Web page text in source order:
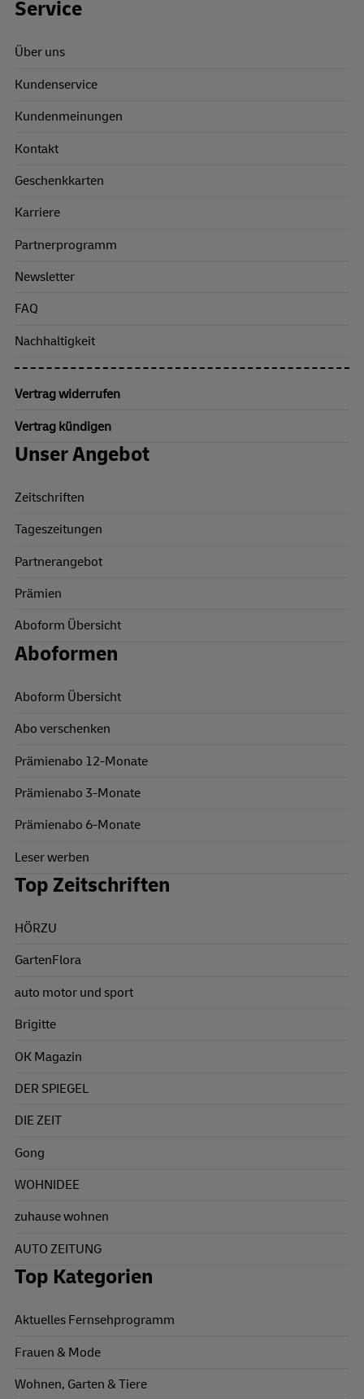
Footer Links
Service
Über uns
Kundenservice
Kundenmeinungen
Kontakt
Geschenkkarten
Karriere
Partnerprogramm
Newsletter
FAQ
Nachhaltigkeit
Vertrag widerrufen
Vertrag kündigen
Unser Angebot
Zeitschriften
Tageszeitungen
Partnerangebot
Prämien
Aboform Übersicht
Aboformen
Aboform Übersicht
Abo verschenken
Prämienabo 12-Monate
Prämienabo 3-Monate
Prämienabo 6-Monate
Leser werben
Top Zeitschriften
HÖRZU
GartenFlora
auto motor und sport
Brigitte
OK Magazin
DER SPIEGEL
DIE ZEIT
Gong
WOHNIDEE
zuhause wohnen
AUTO ZEITUNG
Top Kategorien
Aktuelles Fernsehprogramm
Frauen & Mode
Wohnen, Garten & Tiere